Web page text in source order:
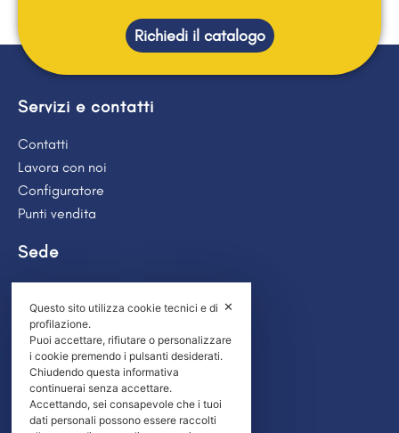
Richiedi il catalogo
Servizi e contatti
Contatti
Lavora con noi
Configuratore
Punti vendita
Sede
56019 Frazione Migliarino Pisano
Vecchiano (PI)
Social Media
Seguici sui social!
✕
Questo sito utilizza cookie tecnici e di
profilazione.
Puoi accettare, rifiutare o personalizzare
i cookie premendo i pulsanti desiderati.
Chiudendo questa informativa
continuerai senza accettare.
Accettando, sei consapevole che i tuoi
dati personali possono essere raccolti